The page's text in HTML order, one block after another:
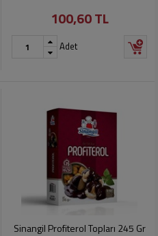
100,60 TL
Adet
Sinangil Profiterol Topları 245 Gr